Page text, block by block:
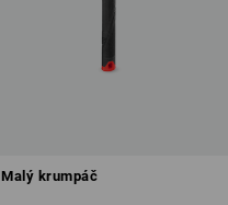
Malý krumpáč